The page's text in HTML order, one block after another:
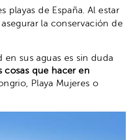
playas de España. Al estar
la conservación de
sus aguas es sin duda
cosas que hacer en
Playa Mujeres o